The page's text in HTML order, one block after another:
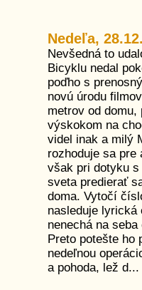
Nedeľa,
Nevšedná to
Bicyklu nedal
poďho s
novú úrodu
metrov od
výskokom na
videl inak a milý
rozhoduje sa pre
však pri dotyku
sveta predierať
doma. Vytočí
nasleduje lyrická
nenechá na
Preto potešte ho
nedeľnou
a pohoda, lež d...